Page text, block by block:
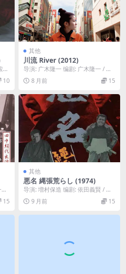
卡
10
其他
川流 River (2012)
导演: 广木隆一 编剧: 广木隆一 / 吉
川菜美 主演: 莲佛美沙子 / 中村麻...
8 月前 15
15
其他
悪名 縄張荒らし (1974)
导演: 増村保造 编剧: 依田義賢 / 今
東光 主演: 勝新太郎 / 中村鴈治郎...
9 月前 15